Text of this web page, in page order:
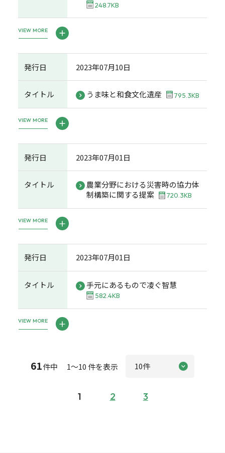
248.7KB
VIEW MORE
発行日 2023年07月10日
タイトル うま味と和食文化遺産 795.3KB
VIEW MORE
発行日 2023年07月01日
タイトル
農業分野における災害時の協力体
制構築に関する提案
720.3KB
VIEW MORE
発行日 2023年07月01日
タイトル 手元にあるもので凌ぐ智慧
582.4KB
VIEW MORE
61件中 1～10 件を表示
1 2 3